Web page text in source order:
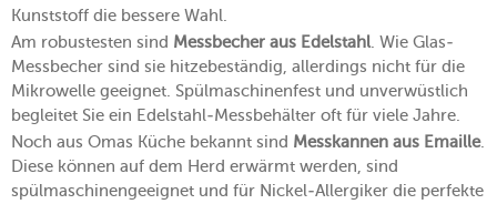
Kunststoff die bessere Wahl.
Am robustesten sind Messbecher aus Edelstahl. Wie Glas-
Messbecher sind sie hitzebeständig, allerdings nicht für die
Mikrowelle geeignet. Spülmaschinenfest und unverwüstlich
begleitet Sie ein Edelstahl-Messbehälter oft für viele Jahre.
Noch aus Omas Küche bekannt sind Messkannen aus Emaille.
Diese können auf dem Herd erwärmt werden, sind
spülmaschinengeeignet und für Nickel-Allergiker die perfekte